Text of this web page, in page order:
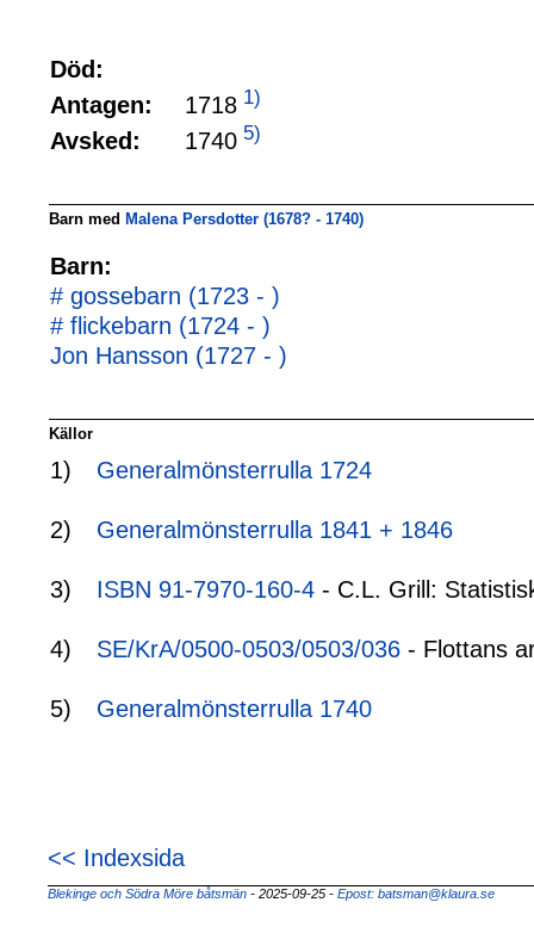
Död:
Antagen:
1718 1)
Avsked: 1740 5)
Barn med Malena Persdotter (1678? - 1740)
Barn:
# gossebarn (1723 - )
# flickebarn (1724 - )
Jon Hansson (1727 - )
Källor
1) Generalmönsterrulla 1724
2) Generalmönsterrulla 1841 + 1846
3) ISBN 91-7970-160-4 - C.L. Grill:
4) SE/KrA/0500-0503/0503/036 - Flottans
5) Generalmönsterrulla 1740
<< Indexsida
Blekinge och Södra Möre båtsmän - 2025-09-25 - Epost: batsman@klaura.se